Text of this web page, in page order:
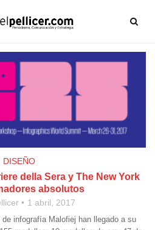
DISEÑO
della Sera y The New York
absolutos
1 abril, 2017
infografía Malofiej han llegado a su